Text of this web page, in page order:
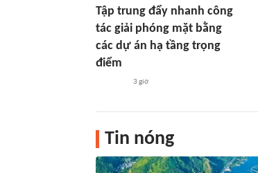
Tập trung đẩy nhanh công
tác giải phóng mặt bằng
các dự án hạ tầng trọng
điểm
3 giờ
Tin nóng